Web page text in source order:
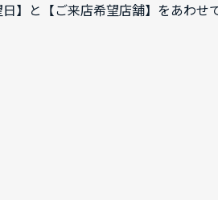
】と【ご来店希望店舗】をあわせ